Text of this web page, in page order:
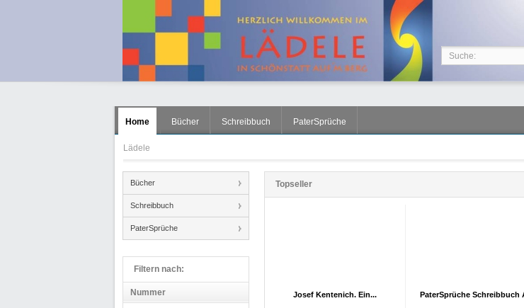
Home Bücher Schreibbuch PaterSprüche
Lädele
Bücher
Schreibbuch
PaterSprüche
Filtern nach:
Nummer
Topseller
Josef Kentenich. Ein... PaterSprüche Schreibbuch